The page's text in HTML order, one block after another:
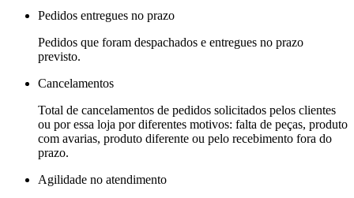
Pedidos entregues no prazo
Pedidos que foram despachados e entregues no prazo
previsto.
Cancelamentos
Total de cancelamentos de pedidos solicitados pelos clientes
ou por essa loja por diferentes motivos: falta de peças, produto
com avarias, produto diferente ou pelo recebimento fora do
prazo.
Agilidade no atendimento